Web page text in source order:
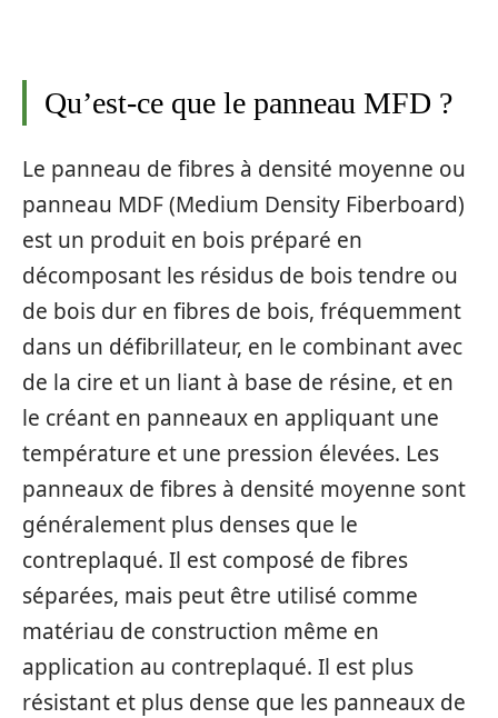
Qu’est-ce que le panneau MFD ?
Le panneau de fibres à densité moyenne ou
panneau MDF (Medium Density Fiberboard)
est un produit en bois préparé en
décomposant les résidus de bois tendre ou
de bois dur en fibres de bois, fréquemment
dans un défibrillateur, en le combinant avec
de la cire et un liant à base de résine, et en
le créant en panneaux en appliquant une
température et une pression élevées. Les
panneaux de fibres à densité moyenne sont
généralement plus denses que le
contreplaqué. Il est composé de fibres
séparées, mais peut être utilisé comme
matériau de construction même en
application au contreplaqué. Il est plus
résistant et plus dense que les panneaux de